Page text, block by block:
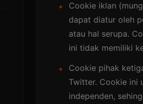
Cookie iklan
dapat diatur oleh
atau hal serupa.
ini tidak memiliki
Cookie pihak
Twitter. Cookie ini
independen,